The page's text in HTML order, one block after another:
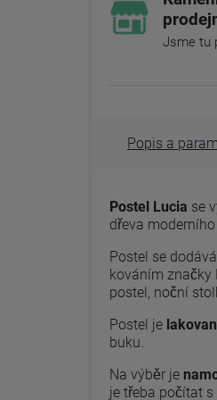
Jsme tu
Popis a
Postel Lucia se
dřeva
Postel se
kováním značky
postel, noční
Postel je
buku.
Na výběr je
je třeba počítat